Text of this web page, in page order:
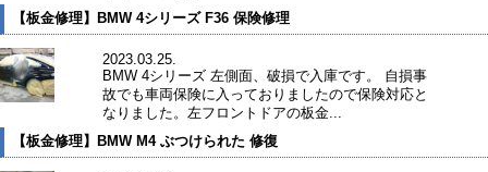
【板金修理】BMW 4シリーズ F36 保険修理
2023.03.25.
BMW 4シリーズ 左側面、破損で入庫です。 自損事
故でも車両保険に入っておりましたので保険対応と
なりました。左フロントドアの板金...
【板金修理】BMW M4 ぶつけられた 修復